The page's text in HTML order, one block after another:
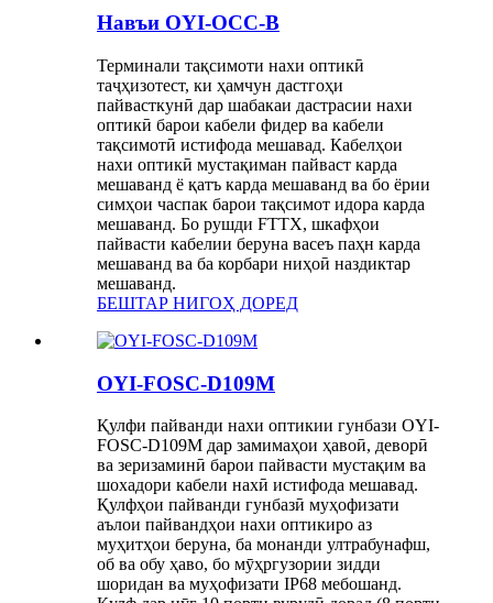
Навъи OYI-OCC-B
Терминали тақсимоти нахи оптикӣ
таҷҳизотест, ки ҳамчун дастгоҳи
пайвасткунӣ дар шабакаи дастрасии нахи
оптикӣ барои кабели фидер ва кабели
тақсимотӣ истифода мешавад. Кабелҳои
нахи оптикӣ мустақиман пайваст карда
мешаванд ё қатъ карда мешаванд ва бо ёрии
симҳои часпак барои тақсимот идора карда
мешаванд. Бо рушди FTTX, шкафҳои
пайвасти кабелии беруна васеъ паҳн карда
мешаванд ва ба корбари ниҳоӣ наздиктар
мешаванд.
БЕШТАР НИГОҲ ДОРЕД
OYI-FOSC-D109M
Қулфи пайванди нахи оптикии гунбази OYI-
FOSC-D109M дар замимаҳои ҳавоӣ, деворӣ
ва зеризаминӣ барои пайвасти мустақим ва
шохадори кабели нахӣ истифода мешавад.
Қулфҳои пайванди гунбазӣ муҳофизати
аълои пайвандҳои нахи оптикиро аз
муҳитҳои беруна, ба монанди ултрабунафш,
об ва обу ҳаво, бо мӯҳргузории зидди
шоридан ва муҳофизати IP68 мебошанд.